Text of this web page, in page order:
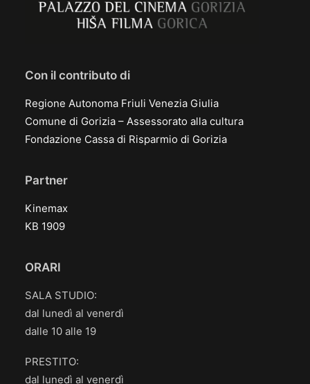
Con il contributo di
Regione Autonoma Friuli Venezia Giulia
Comune di Gorizia – Assessorato alla cultura
Fondazione Cassa di Risparmio di Gorizia
Partner
Kinemax
KB 1909
ORARI
SALA STUDIO:
dal lunedì al venerdì
dalle 10 alle 19
PRESTITO:
dal lunedì al venerdì